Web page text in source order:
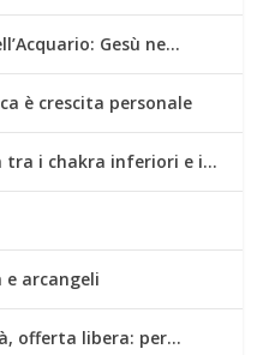
Gesù ne…
è crescita personale
tra i chakra inferiori e i…
arcangeli
offerta libera: per…